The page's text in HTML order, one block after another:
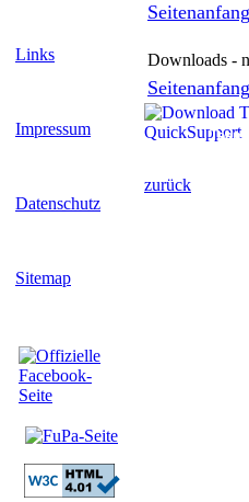
Links
Impressum
Datenschutz
Sitemap
Seitenanfang
Downloads -
Seitenanfang
zurück